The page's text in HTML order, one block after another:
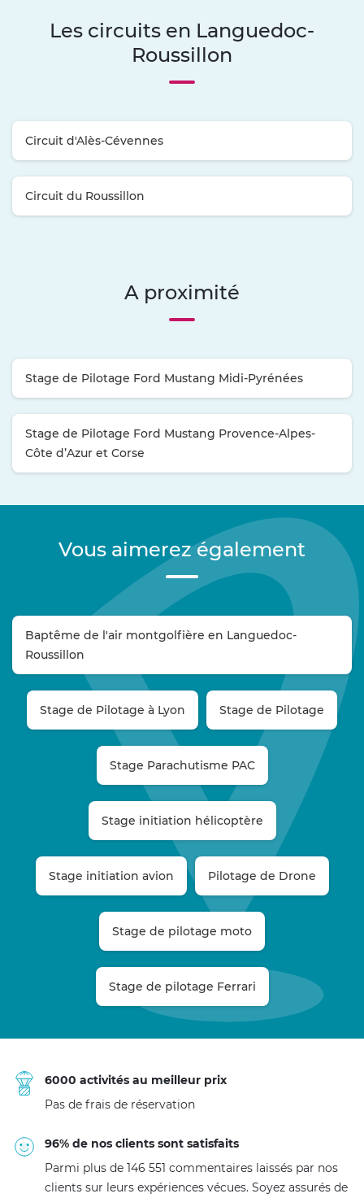
Les circuits en Languedoc-
Roussillon
Circuit d'Alès-Cévennes
Circuit du Roussillon
A proximité
Stage de Pilotage Ford Mustang Midi-Pyrénées
Stage de Pilotage Ford Mustang Provence-Alpes-
Côte d’Azur et Corse
Vous aimerez également
Baptême de l'air montgolfière en Languedoc-
Roussillon
Stage de Pilotage à Lyon Stage de Pilotage
Stage Parachutisme PAC
Stage initiation hélicoptère
Stage initiation avion Pilotage de Drone
Stage de pilotage moto
Stage de pilotage Ferrari
6000 activités au meilleur prix
Pas de frais de réservation
96% de nos clients sont satisfaits
Parmi plus de 146 551 commentaires laissés par nos
clients sur leurs expériences vécues. Soyez assurés de